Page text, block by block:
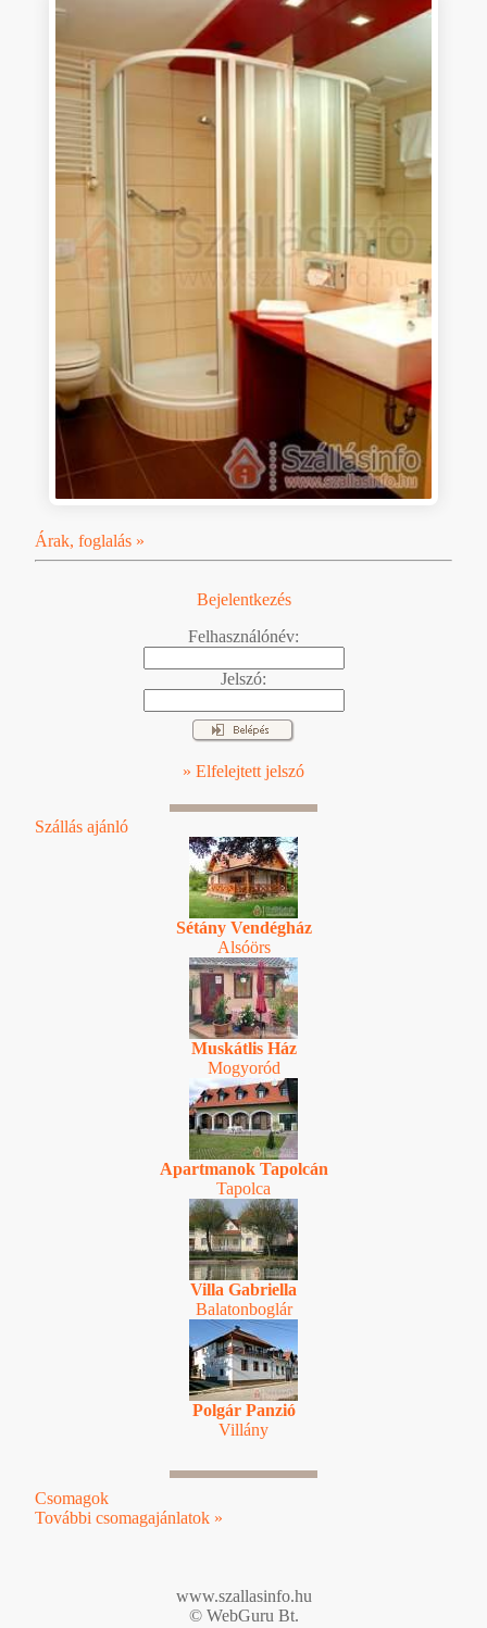
Árak, foglalás »
Bejelentkezés
Felhasználónév:
Jelszó:
» Elfelejtett jelszó
Szállás ajánló
Sétány Vendégház
Alsóörs
Muskátlis Ház
Mogyoród
Apartmanok Tapolcán
Tapolca
Villa Gabriella
Balatonboglár
Polgár Panzió
Villány
Csomagok
További csomagajánlatok »
www.szallasinfo.hu
© WebGuru Bt.